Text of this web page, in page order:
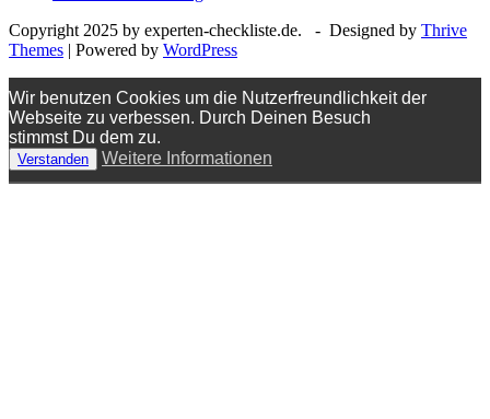
Copyright 2025 by experten-checkliste.de. - Designed by Thrive
Themes | Powered by WordPress
Wir benutzen Cookies um die Nutzerfreundlichkeit der
Webseite zu verbessen. Durch Deinen Besuch
stimmst Du dem zu.
Verstanden Weitere Informationen